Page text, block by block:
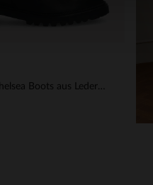
Schwarze Chelsea Boots aus Leder mit Schnalle